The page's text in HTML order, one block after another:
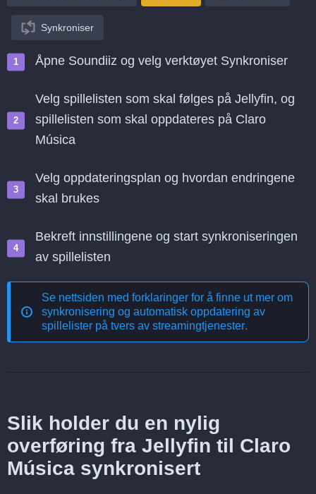
Synkroniser
Åpne Soundiiz og velg verktøyet Synkroniser
Velg spillelisten som skal følges på Jellyfin, og
spillelisten som skal oppdateres på Claro
Música
Velg oppdateringsplan og hvordan endringene
skal brukes
Bekreft innstillingene og start synkroniseringen
av spillelisten
Se nettsiden med forklaringer for å finne ut mer om
synkronisering og automatisk oppdatering av
spillelister på tvers av streamingtjenester.
Slik holder du en nylig
overføring fra Jellyfin til Claro
Música synkronisert